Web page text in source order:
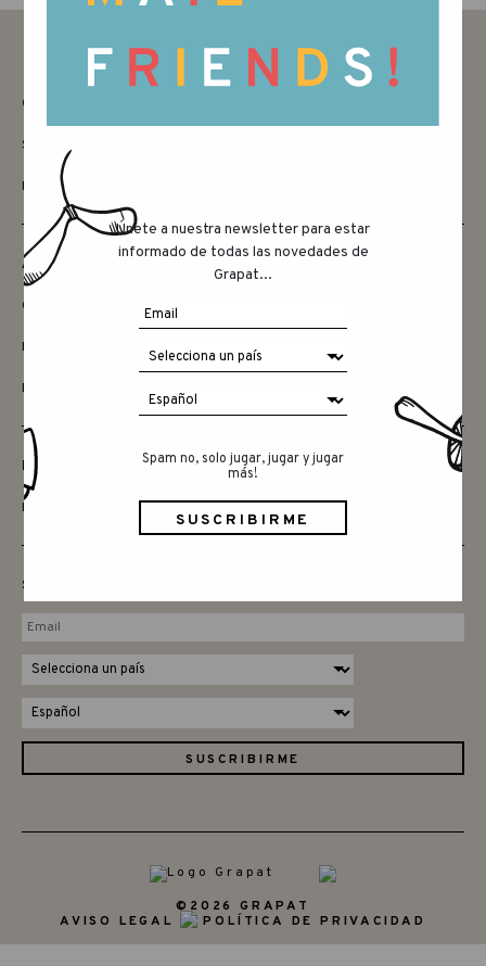
Únete a nuestra newsletter para estar
informado de todas las novedades de
Grapat...
Spam no, solo jugar, jugar y jugar
más!
CONTACTAR
SAY HELLO
INSTAGRAM
AMIGOS
QUIERES SER MINORISTA
ENCUENTRA LAS TIENDAS
DISTRIBUDORES
MÁS
DESCARGAS
SUBSCRIBE TO OUR NEWSLETTER
©2026 GRAPAT
AVISO LEGAL
POLÍTICA DE PRIVACIDAD